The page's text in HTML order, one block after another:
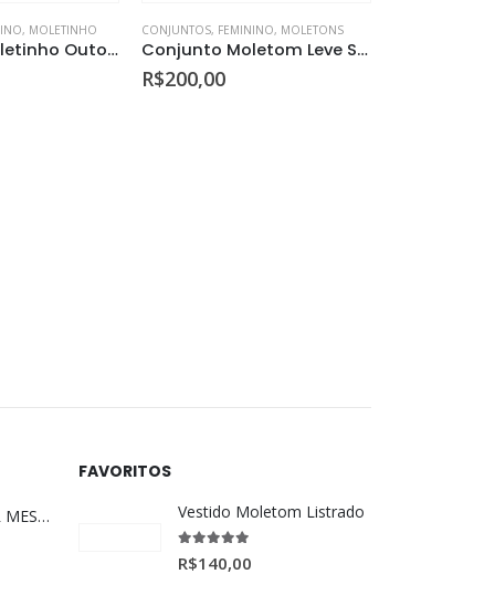
, MOLETINHO
Conjunto Moletinho Outono
CONJUNTOS, FEMININO, MOLETONS
Conjunto Moletom Leve Style
R$200,00
JAQUETA BOMBER MESCLA MÉDIO
FAVORITOS
Vestido Moletom Listrado
5.00
R$140,00